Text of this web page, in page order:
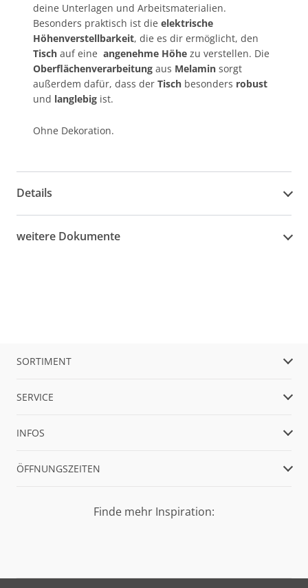
deine Unterlagen und Arbeitsmaterialien.
Besonders praktisch ist die elektrische
Höhenverstellbarkeit, die es dir ermöglicht, den
Tisch auf eine angenehme Höhe zu verstellen. Die
Oberflächenverarbeitung aus Melamin sorgt
außerdem dafür, dass der Tisch besonders robust
und langlebig ist.
Ohne Dekoration.
Details
weitere Dokumente
SORTIMENT
SERVICE
INFOS
ÖFFNUNGSZEITEN
Finde mehr Inspiration: